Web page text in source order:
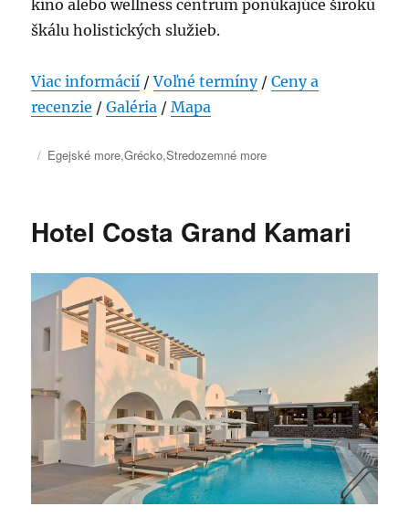
kino alebo wellness centrum ponúkajúce širokú
škálu holistických služieb.
Viac informácií /Voľné termíny/Ceny a
recenzie /Galéria /Mapa
Publikované
Kategórie
Egejské more,Grécko,Stredozemné more
Hotel Costa Grand Kamari